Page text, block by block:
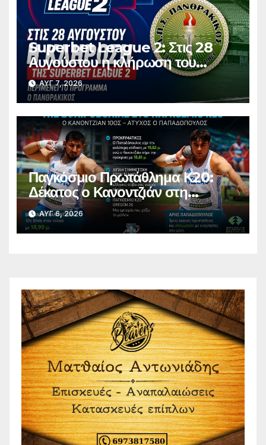
Superbet League 2: Στις 28
Αυγούστου η κλήρωση του
πρωταθλήματος
ΑΥΓ 7, 2026
Παγκόσμιο Πρωτάθλημα Κ20:
Δέκατος ο Κανοντζιάν στη
σφαιροβολία – Άτυχος ο
Παπαδόπουλος στον τελικό
ΑΥΓ 6, 2026